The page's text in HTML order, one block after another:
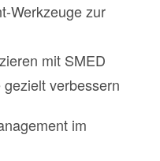
Werkzeuge zur
mit SMED
verbessern
im